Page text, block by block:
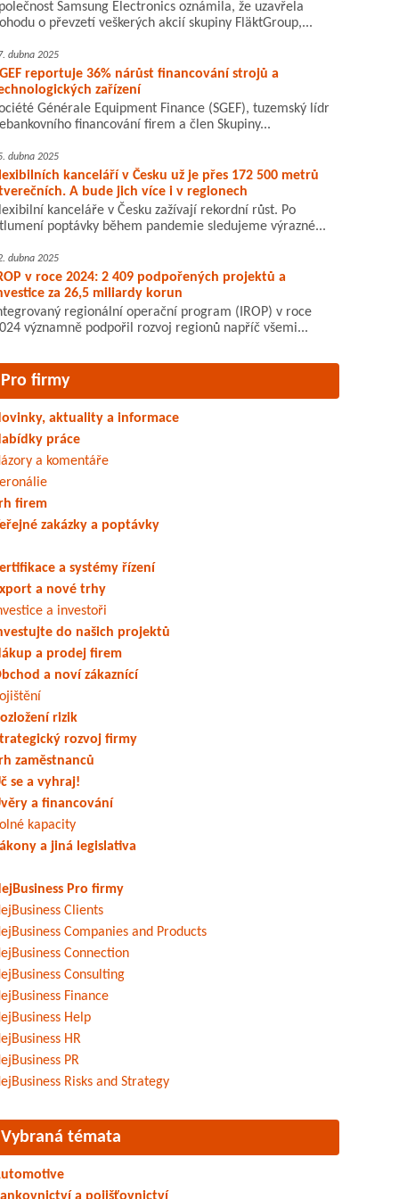
Samsung Electronics oznámila, že uzavřela
o převzetí veškerých akcií skupiny FläktGroup,...
dubna 2025
reportuje 36% nárůst financování strojů a
zařízení
Générale Equipment Finance (SGEF), tuzemský lídr
financování firem a člen Skupiny...
dubna 2025
kanceláří v Česku už je přes 172 500 metrů
A bude jich více i v regionech
kanceláře v Česku zažívají rekordní růst. Po
poptávky během pandemie sledujeme výrazné...
dubna 2025
v roce 2024: 2 409 podpořených projektů a
za 26,5 miliardy korun
regionální operační program (IROP) v roce
významně podpořil rozvoj regionů napříč všemi...
Pro firmy
aktuality a informace
práce
a komentáře
firem
zakázky a poptávky
a systémy řízení
a nové trhy
a investoři
do našich projektů
a prodej firem
a noví zákaznící
rizik
rozvoj firmy
zaměstnanců
se a vyhraj!
a financování
kapacity
a jiná legislativa
Pro firmy
Clients
Companies and Products
Connection
Consulting
Finance
Help
HR
PR
Risks and Strategy
Vybraná témata